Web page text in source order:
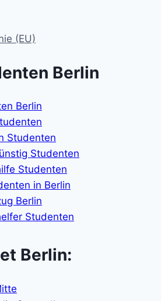
(EU)
Berlin
Berlin
Studenten
Studenten
Studenten
in Berlin
Berlin
Studenten
Berlin: